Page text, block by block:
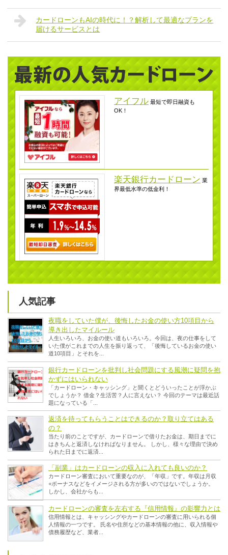
カードローンもAIの時代に！？解析して最適なプランを
届けるサービスとは
アイフル 最短で即日融資も
OK！
楽天銀行カードローン 業
界最低水準の低金利！
人気記事
夜職をしていた僕が、後悔したお金の使い方10項目から
導き出したマイルール
人生いろいろ、お金の使い道もいろいろ。今回は、夜の仕事をして
いた僕がこれまでの人生を振り返って、「後悔しているお金の使い
道10項目」とそれを...
銀行カードローンを批判し社会問題にする風潮に疑問を抱
かずにはいられない
「カードローン・キャッシング」と聞くとどういったことが浮かぶ
でしょうか？ 借金？生活苦？人に言えない？ 今回のテーマは最近話
題になっている「...
返済を待ってもらうことはできるのか？取り立てはある
の？
当たり前のことですが、カードローンで借りたお金は、期日までに
はきちんと返済しなければなりません。 しかし、様々な理由で決め
られた日までに返済...
「副業」はカードローンの収入に入れても良いのか？
カードローン審査において重要なのが、「年収」です。年収は月収
+ボーナスなどをイメージされる方が多いのではないでしょうか。
しかし、会社からも...
カードローンの審査を左右する『信用情報』の影響力とは
信用情報とは、キャッシングやカードローンの審査に用いられる個
人情報の一つです。 氏名や住所などの基本情報の他に、収入情報や
債務履歴など、業者...